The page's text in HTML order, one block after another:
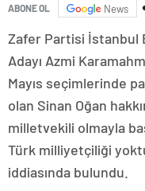
ABONE OL News
Zafer Partisi İstanbul
Adayı Azmi
Mayıs seçimlerinde
olan Sinan Oğan
milletvekili olmayla
Türk milliyetçiliği
iddiasında bulundu.